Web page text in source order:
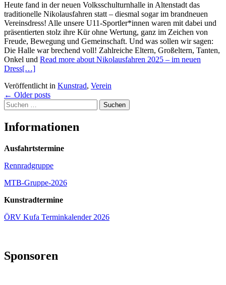
Heute fand in der neuen Volksschulturnhalle in Altenstadt das
traditionelle Nikolausfahren statt – diesmal sogar im brandneuen
Vereinsdress! Alle unsere U11-Sportler*innen waren mit dabei und
präsentierten stolz ihre Kür ohne Wertung, ganz im Zeichen von
Freude, Bewegung und Gemeinschaft. Und was sollen wir sagen:
Die Halle war brechend voll! Zahlreiche Eltern, Großeltern, Tanten,
Onkel und Read more about Nikolausfahren 2025 – im neuen
Dress[…]
Veröffentlicht in Kunstrad, Verein
Beitragsnavigation
← Older posts
Suchen
nach:
Informationen
Ausfahrtstermine
Rennradgruppe
MTB-Gruppe-2026
Kunstradtermine
ÖRV Kufa Terminkalender 2026
Sponsoren